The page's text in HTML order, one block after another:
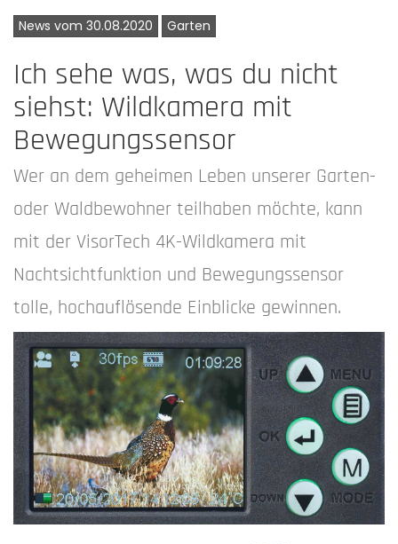
News vom 30.08.2020 Garten
Ich sehe was, was du nicht
siehst: Wildkamera mit
Bewegungssensor
Wer an dem geheimen Leben unserer Garten-
oder Waldbewohner teilhaben möchte, kann
mit der VisorTech 4K-Wildkamera mit
Nachtsichtfunktion und Bewegungssensor
tolle, hochauflösende Einblicke gewinnen.